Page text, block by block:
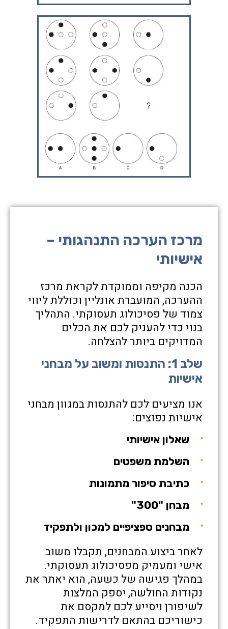
מרכז הערכה התנהגותי –
אישיותי
הכנה מקיפה וממוקדת לקראת מרכז
ההערכה, המועברת אונליין וכוללת ליווי
צמוד של פסיכולוג תעסוקתי. התהליך
בנוי כדי להעניק לכם את הכלים
המדויקים ביותר להצלחה.
שלב 1: התנסות ומשוב על מבחני
אישיות
אנו מציעים לכם להתנסות במגוון מבחני
אישיות נפוצים:
שאלון אישיותי
השלמת משפטים
כתיבת סיפור מתמונות
מבחן "300"
מבחנים ספציפיים למכון ולתפקיד
לאחר ביצוע המבחנים, תקבלו משוב
אישי ומעמיק מפסיכולוג תעסוקתי.
במהלך פגישה של כשעה, הוא יאתר את
נקודות החולשה, יספק המלצות
לשיפורן ויסייע לכם למקסם את
כישוריכם בהתאם לדרישות התפקיד.